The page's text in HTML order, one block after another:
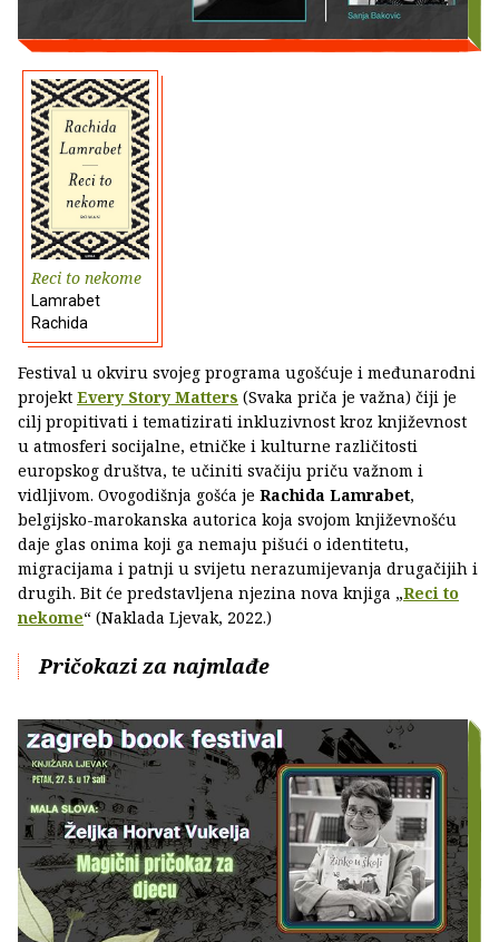
Reci to nekome
Lamrabet
Rachida
Festival u okviru svojeg programa ugošćuje i međunarodni
projekt Every Story Matters (Svaka priča je važna) čiji je
cilj propitivati i tematizirati inkluzivnost kroz književnost
u atmosferi socijalne, etničke i kulturne različitosti
europskog društva, te učiniti svačiju priču važnom i
vidljivom. Ovogodišnja gošća je Rachida Lamrabet,
belgijsko-marokanska autorica koja svojom književnošću
daje glas onima koji ga nemaju pišući o identitetu,
migracijama i patnji u svijetu nerazumijevanja drugačijih i
drugih. Bit će predstavljena njezina nova knjiga „Reci to
nekome“ (Naklada Ljevak, 2022.)
Pričokazi za najmlađe